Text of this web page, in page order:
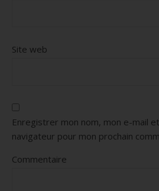
Site web
Enregistrer mon nom, mon e-mail
navigateur pour mon prochain
Commentaire